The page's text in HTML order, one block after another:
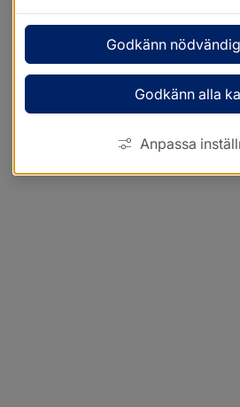
Godkänn
Godkänn alla
Anpassa